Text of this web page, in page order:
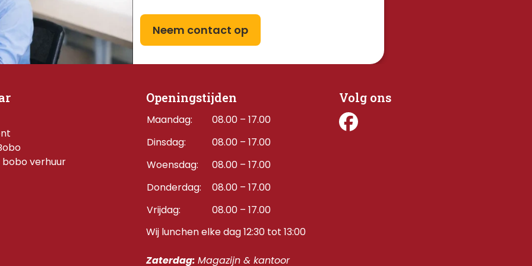
Neem contact op
verhuur
Openingstijden
Maandag:
08.00 – 17.00
Dinsdag:
08.00 – 17.00
Woensdag:
08.00 – 17.00
Donderdag: 08.00 – 17.00
Vrijdag:
08.00 – 17.00
Wij lunchen elke dag 12:30 tot 13:00
Zaterdag: Magazijn & kantoor
Volg ons